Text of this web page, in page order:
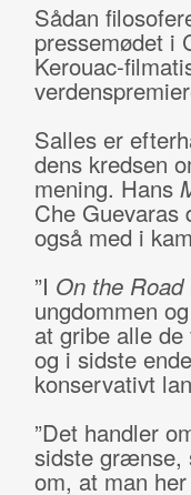
Sådan
pressemødet i
Kerouac-
Salles er
dens kredsen
mening. Hans
Che Guevaras
også med i
”I On the Road
ungdommen
at gribe alle
og i sidste
konservativt
”Det handler
sidste grænse,
om, at man